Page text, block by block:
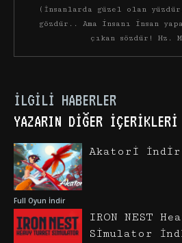
(İnsanlarda güzel olan
gözdür.. Ama insanı insan
çıkan sözdür! Hz.
İLGILI HABERLER
YAZARIN DIĞER İÇERIKLERI
Full Oyun İndir
Akatori İndir
IRON NEST
Simulator